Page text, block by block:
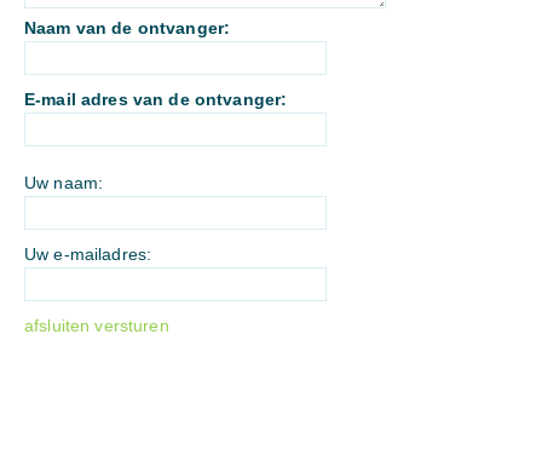
Naam van de ontvanger:
E-mail adres van de ontvanger:
Uw naam:
Uw e-mailadres:
afsluiten versturen